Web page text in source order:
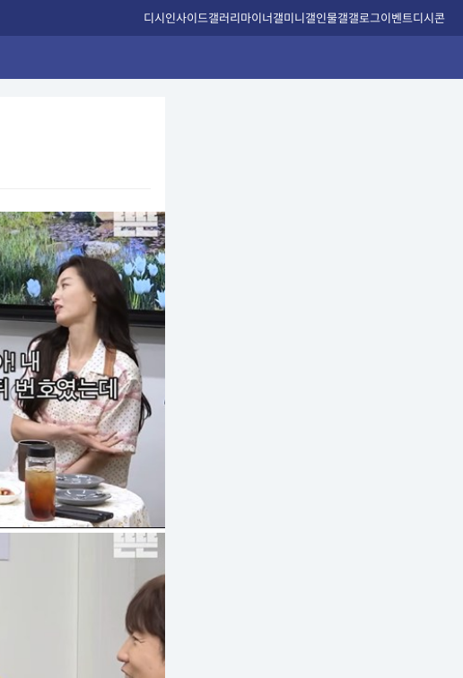
디시인사이드갤러리마이너갤미니갤인물갤갤로그이벤트디시콘